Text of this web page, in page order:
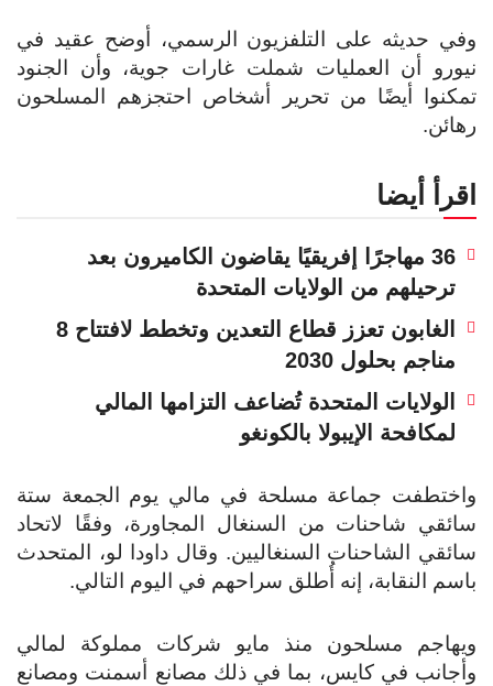
وفي حديثه على التلفزيون الرسمي، أوضح عقيد في
نيورو أن العمليات شملت غارات جوية، وأن الجنود
تمكنوا أيضًا من تحرير أشخاص احتجزهم المسلحون
رهائن.
اقرأ أيضا
36 مهاجرًا إفريقيًا يقاضون الكاميرون بعد
ترحيلهم من الولايات المتحدة
الغابون تعزز قطاع التعدين وتخطط لافتتاح 8
مناجم بحلول 2030
الولايات المتحدة تُضاعف التزامها المالي
لمكافحة الإيبولا بالكونغو
واختطفت جماعة مسلحة في مالي يوم الجمعة ستة
سائقي شاحنات من السنغال المجاورة، وفقًا لاتحاد
سائقي الشاحنات السنغاليين. وقال داودا لو، المتحدث
باسم النقابة، إنه أُطلق سراحهم في اليوم التالي.
ويهاجم مسلحون منذ مايو شركات مملوكة لمالي
وأجانب في كايس، بما في ذلك مصانع أسمنت ومصانع